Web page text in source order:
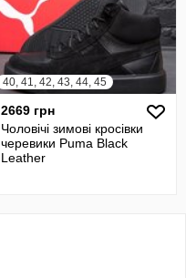
40, 41, 42, 43, 44, 45
2669 грн
Чоловічі зимові кросівки
черевики Puma Black
Leather